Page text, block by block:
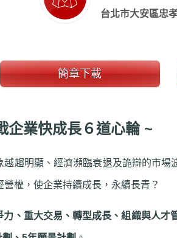
台北市大安區忠
簡章下載
企業快成長６道心輪 ~
明顯、經濟瀕臨衰退及詭辯的市場
權，使企業持續成長，永續長青？
力 、 重大交易 、轉型成長 、組織與人才